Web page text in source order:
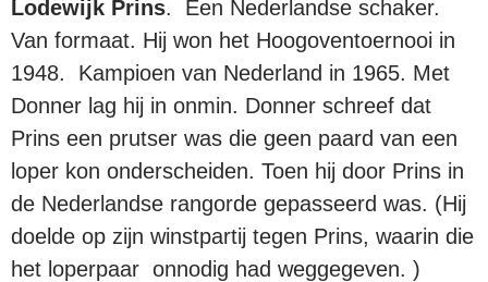
Lodewijk Prins. Een Nederlandse schaker.
Van formaat. Hij won het Hoogoventoernooi in
1948. Kampioen van Nederland in 1965. Met
Donner lag hij in onmin. Donner schreef dat
Prins een prutser was die geen paard van een
loper kon onderscheiden. Toen hij door Prins in
de Nederlandse rangorde gepasseerd was. (Hij
doelde op zijn winstpartij tegen Prins, waarin die
het loperpaar onnodig had weggegeven. )